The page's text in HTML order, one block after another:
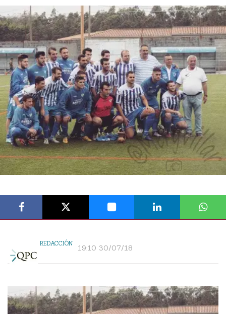
REDACCIÓN 19:10 30/07/18